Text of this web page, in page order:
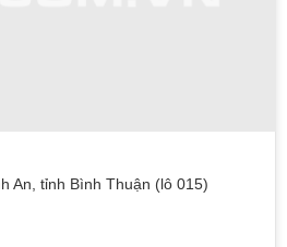
An, tỉnh Bình Thuận (lô 015)